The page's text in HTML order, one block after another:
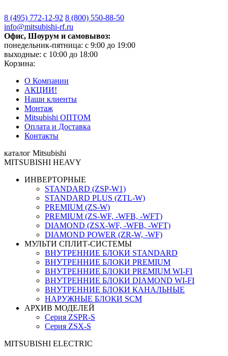
8 (495) 772-12-92 8 (800) 550-88-50
info@mitsubishi-rf.ru
Офис, Шоурум и самовывоз:
понедельник-пятница: с 9:00 до 19:00
выходные: с 10:00 до 18:00
Корзина:
О Компании
АКЦИИ!
Наши клиенты
Монтаж
Mitsubishi ОПТОМ
Оплата и Доставка
Контакты
каталог Mitsubishi
MITSUBISHI HEAVY
ИНВЕРТОРНЫЕ
STANDARD (ZSP-W1)
STANDARD PLUS (ZTL-W)
PREMIUM (ZS-W)
PREMIUM (ZS-WF, -WFB, -WFT)
DIAMOND (ZSX-WF, -WFB, -WFT)
DIAMOND POWER (ZR-W, -WF)
МУЛЬТИ СПЛИТ-СИСТЕМЫ
ВНУТРЕННИЕ БЛОКИ STANDARD
ВНУТРЕННИЕ БЛОКИ PREMIUM
ВНУТРЕННИЕ БЛОКИ PREMIUM WI-FI
ВНУТРЕННИЕ БЛОКИ DIAMOND WI-FI
ВНУТРЕННИЕ БЛОКИ КАНАЛЬНЫЕ
НАРУЖНЫЕ БЛОКИ SCM
АРХИВ МОДЕЛЕЙ
Серия ZSPR-S
Серия ZSX-S
MITSUBISHI ELECTRIC